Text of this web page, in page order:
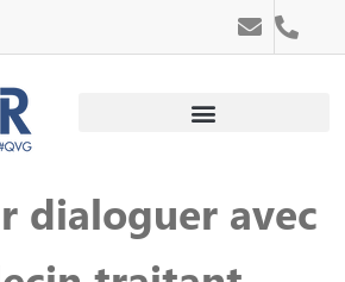
dialoguer avec